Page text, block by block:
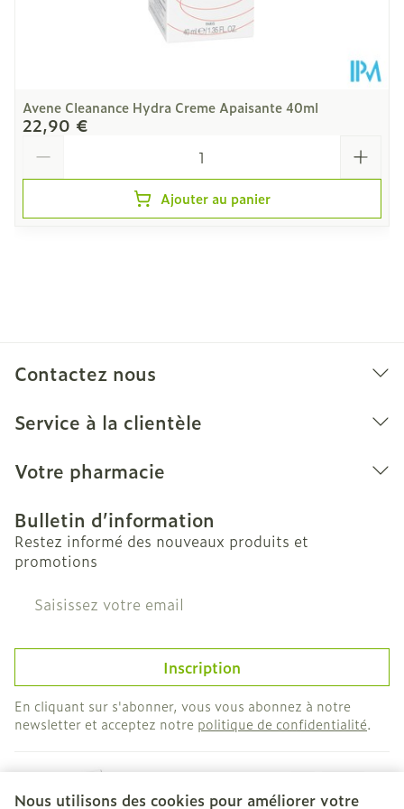
Nous utilisons des cookies pour améliorer votre
Avene Cleanance Hydra Creme Apaisante 40ml
22,90 €
Ajouter au panier
Contactez nous
Service à la clientèle
Votre pharmacie
Bulletin d’information
Restez informé des nouveaux produits et
promotions
Adresse mail
Inscription
En cliquant sur s'abonner, vous vous abonnez à notre
newsletter et acceptez notre politique de confidentialité.